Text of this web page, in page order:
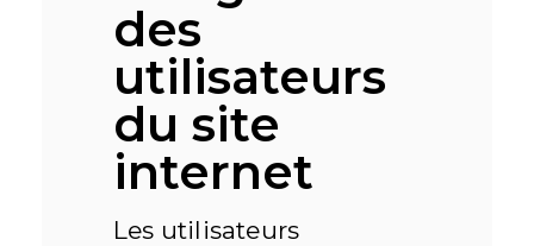
des
utilisateurs
du site
internet
Les utilisateurs